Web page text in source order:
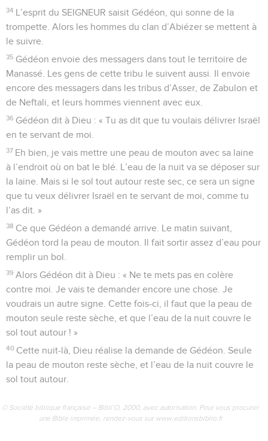
34 L’esprit du SEIGNEUR saisit Gédéon, qui sonne de la
trompette. Alors les hommes du clan d’Abiézer se mettent à
le suivre.
35 Gédéon envoie des messagers dans tout le territoire de
Manassé. Les gens de cette tribu le suivent aussi. Il envoie
encore des messagers dans les tribus d’Asser, de Zabulon et
de Neftali, et leurs hommes viennent avec eux.
36 Gédéon dit à Dieu : « Tu as dit que tu voulais délivrer Israël
en te servant de moi.
37 Eh bien, je vais mettre une peau de mouton avec sa laine
à l’endroit où on bat le blé. L’eau de la nuit va se déposer sur
la laine. Mais si le sol tout autour reste sec, ce sera un signe
que tu veux délivrer Israël en te servant de moi, comme tu
l’as dit. »
38 Ce que Gédéon a demandé arrive. Le matin suivant,
Gédéon tord la peau de mouton. Il fait sortir assez d’eau pour
remplir un bol.
39 Alors Gédéon dit à Dieu : « Ne te mets pas en colère
contre moi. Je vais te demander encore une chose. Je
voudrais un autre signe. Cette fois-ci, il faut que la peau de
mouton seule reste sèche, et que l’eau de la nuit couvre le
sol tout autour ! »
40 Cette nuit-là, Dieu réalise la demande de Gédéon. Seule
la peau de mouton reste sèche, et l’eau de la nuit couvre le
sol tout autour.
© Société biblique française – Bibli’O, 2000, avec autorisation. Pour vous procurer
une Bible imprimée, rendez-vous sur www.editionsbiblio.fr